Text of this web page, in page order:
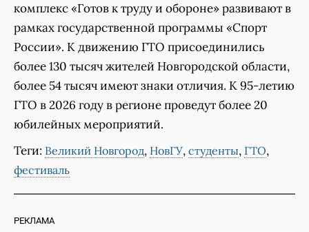
комплекс «Готов к труду и обороне» развивают в
рамках государственной программы «Спорт
России». К движению ГТО присоединились
более 130 тысяч жителей Новгородской области,
более 54 тысяч имеют знаки отличия. К 95-летию
ГТО в 2026 году в регионе проведут более 20
юбилейных мероприятий.
Теги: Великий Новгород, НовГУ, студенты, ГТО,
фестиваль
РЕКЛАМА